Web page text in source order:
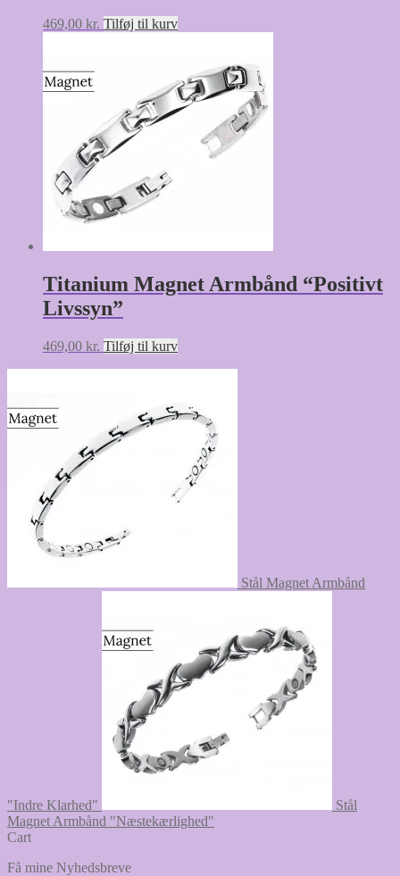
469,00 kr. Tilføj til kurv
Titanium Magnet Armbånd “Positivt
Livssyn”
469,00 kr. Tilføj til kurv
Stål Magnet Armbånd
"Indre Klarhed"
Stål
Magnet Armbånd "Næstekærlighed"
Cart
Få mine Nyhedsbreve